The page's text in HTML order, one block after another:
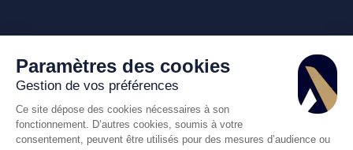
Paramètres des cookies
Gestion de vos préférences
Ce site dépose des cookies nécessaires à son
fonctionnement. D’autres cookies, soumis à votre
consentement, peuvent être utilisés pour des mesures d’audience ou